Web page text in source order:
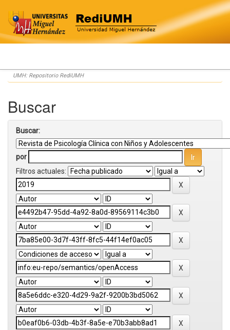
Skip
navigation
UMH: Repositorio RediUMH
Buscar
Buscar:
por
Filtros actuales: